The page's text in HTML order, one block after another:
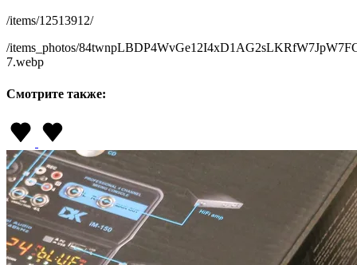
/items/12513912/
/items_photos/
7.webp
Смотрите также: